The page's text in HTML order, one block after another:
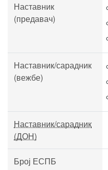
Наставник
(предавач)
Наставник/сарадник
(вежбе)
Наставник/сарадник
(ДОН)
Број ЕСПБ